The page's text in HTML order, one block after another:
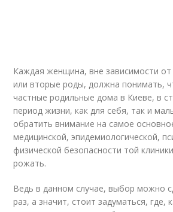
Каждая женщина, вне зависимости
или вторые роды, должна понимать,
частные родильные дома в Киеве, в
период жизни, как для себя, так и
обратить внимание на самое
медицинской, эпидемиологической,
физической безопасности той
рожать.
Ведь в данном случае, выбор можно
раз, а значит, стоит задуматься, где,